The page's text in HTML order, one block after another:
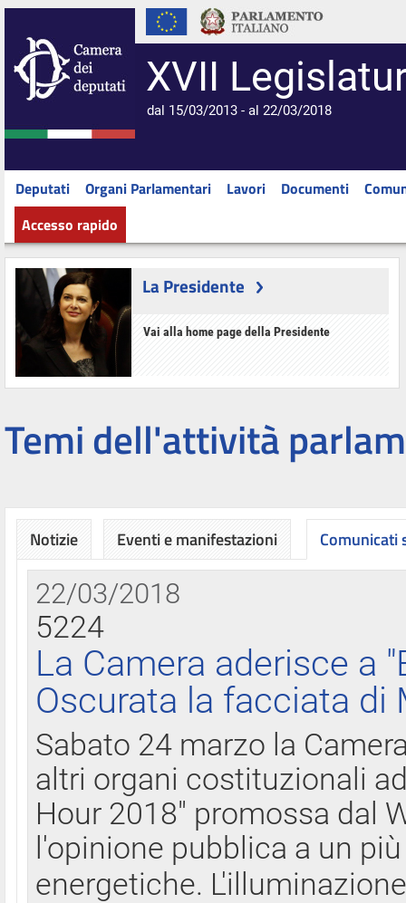
XVII
dal 15/03/2013 - al 22/03/2018
Deputati Organi Parlamentari Lavori Documenti
Accesso rapido
La Presidente
Vai alla home page della Presidente
Temi dell'attività
Notizie Eventi e manifestazioni Comunicati
22/03/2018
5224
La Camera aderisce a
Oscurata la facciata di
Sabato 24 marzo la
altri organi costituzionali
Hour 2018" promossa dal
l'opinione pubblica a un
energetiche.